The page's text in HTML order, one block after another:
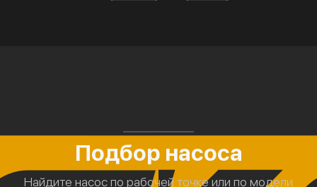
Подбор насоса
Найдите насос по рабочей точке или по модели